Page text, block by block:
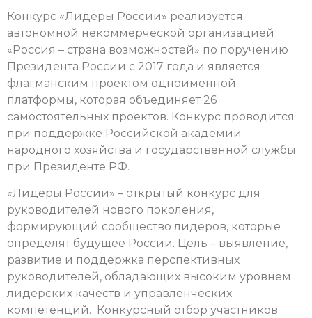
Конкурс «Лидеры России» реализуется
автономной некоммерческой организацией
«Россия – страна возможностей» по поручению
Президента России с 2017 года и является
флагманским проектом одноименной
платформы, которая объединяет 26
самостоятельных проектов. Конкурс проводится
при поддержке Российской академии
народного хозяйства и государственной службы
при Президенте РФ.
«Лидеры России» – открытый конкурс для
руководителей нового поколения,
формирующий сообщество лидеров, которые
определят будущее России. Цель – выявление,
развитие и поддержка перспективных
руководителей, обладающих высоким уровнем
лидерских качеств и управленческих
компетенций. Конкурсный отбор участников